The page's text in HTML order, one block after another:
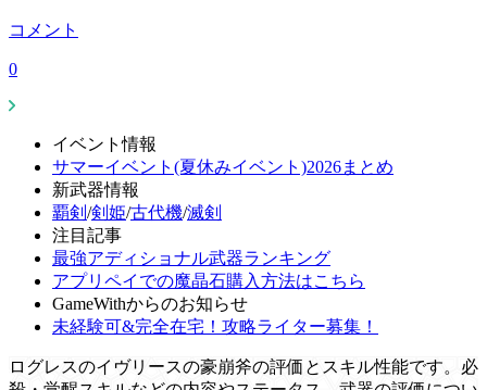
コメント
0
イベント情報
サマーイベント(夏休みイベント)2026まとめ
新武器情報
覇剣 /剣姫/古代機/滅剣
注目記事
最強アディショナル武器ランキング
アプリペイでの魔晶石購入方法はこちら
GameWithからのお知らせ
未経験可&完全在宅！攻略ライター募集！
ログレスのイヴリースの豪崩斧の評価とスキル性能です。必